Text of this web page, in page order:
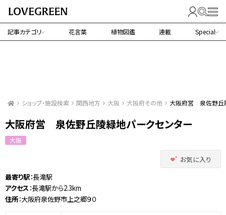
記事カテゴリ 花言葉 植物図鑑 連載 Special
ショップ・施設検索 関西地方 大阪 大阪府その他 大阪府営 泉佐野丘
大阪府営 泉佐野丘陵緑地パークセンター
大阪
お気に入り
最寄り駅：長滝駅
アクセス ：長滝駅から2.3km
住所：大阪府泉佐野市上之郷９０